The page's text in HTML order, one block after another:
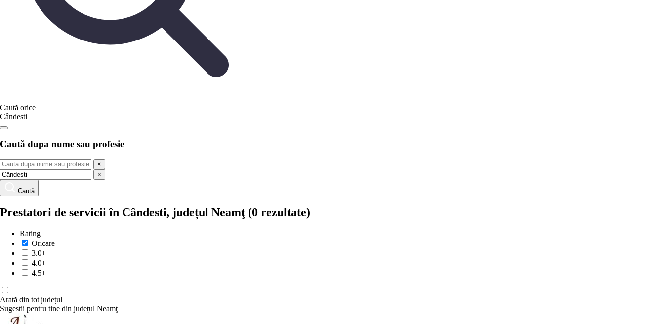
Caută orice
Cândesti
Caută dupa nume sau profesie
×
×
Caută
Prestatori de servicii în Cândesti, județul Neamţ (0 rezultate)
Rating
Oricare
3.0+
4.0+
4.5+
Arată din tot județul
Sugestii pentru tine din județul Neamţ